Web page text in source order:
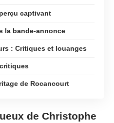
captivant
la bande-annonce
: Critiques et louanges
de Rocancourt
de Christophe